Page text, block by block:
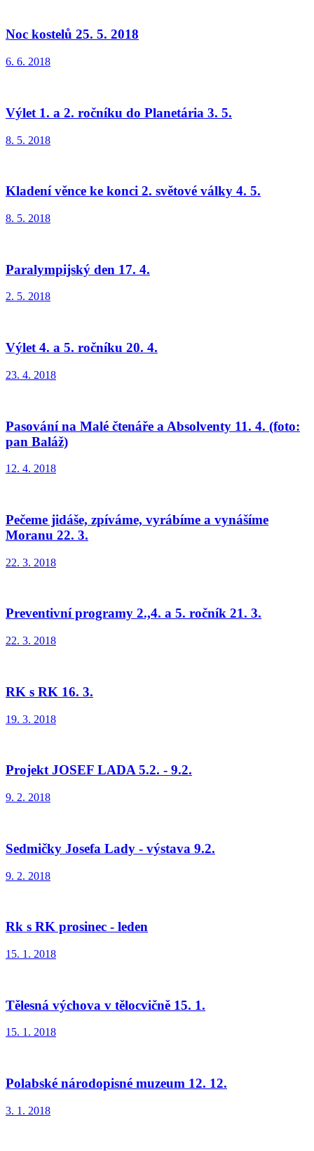
Noc kostelů 25. 5. 2018
6. 6. 2018
Výlet 1. a 2. ročníku do Planetária 3. 5.
8. 5. 2018
Kladení věnce ke konci 2. světové války 4. 5.
8. 5. 2018
Paralympijský den 17. 4.
2. 5. 2018
Výlet 4. a 5. ročníku 20. 4.
23. 4. 2018
Pasování na Malé čtenáře a Absolventy 11. 4. (foto:
pan Baláž)
12. 4. 2018
Pečeme jidáše, zpíváme, vyrábíme a vynášíme
Moranu 22. 3.
22. 3. 2018
Preventivní programy 2.,4. a 5. ročník 21. 3.
22. 3. 2018
RK s RK 16. 3.
19. 3. 2018
Projekt JOSEF LADA 5.2. - 9.2.
9. 2. 2018
Sedmičky Josefa Lady - výstava 9.2.
9. 2. 2018
Rk s RK prosinec - leden
15. 1. 2018
Tělesná výchova v tělocvičně 15. 1.
15. 1. 2018
Polabské národopisné muzeum 12. 12.
3. 1. 2018